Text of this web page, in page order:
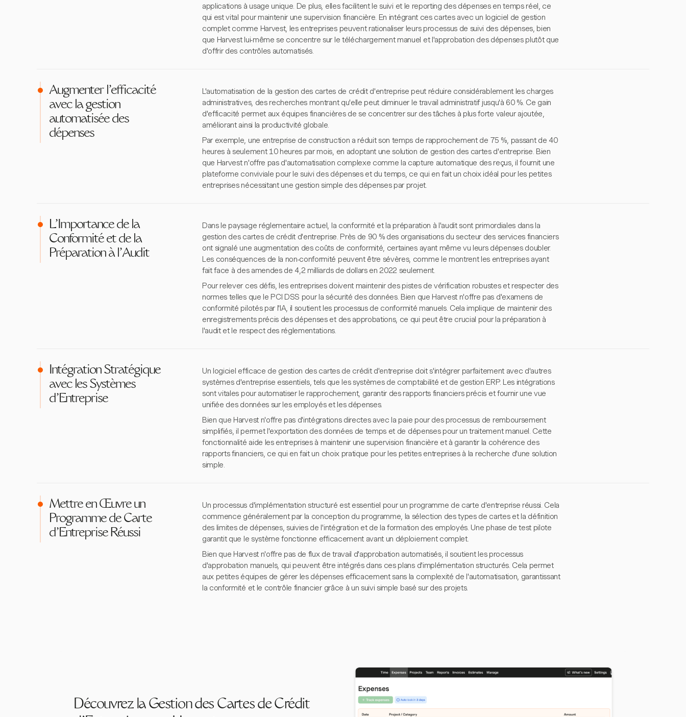
applications à usage unique. De plus, elles facilitent le suivi et le reporting des dépenses en temps réel, ce
qui est vital pour maintenir une supervision financière. En intégrant ces cartes avec un logiciel de gestion
complet comme Harvest, les entreprises peuvent rationaliser leurs processus de suivi des dépenses, bien
que Harvest lui-même se concentre sur le téléchargement manuel et l'approbation des dépenses plutôt que
d'offrir des contrôles automatisés.
Augmenter l'efficacité
avec la gestion
automatisée des
dépenses
L'automatisation de la gestion des cartes de crédit d'entreprise peut réduire considérablement les charges
administratives, des recherches montrant qu'elle peut diminuer le travail administratif jusqu'à 60 %. Ce gain
d'efficacité permet aux équipes financières de se concentrer sur des tâches à plus forte valeur ajoutée,
améliorant ainsi la productivité globale.
Par exemple, une entreprise de construction a réduit son temps de rapprochement de 75 %, passant de 40
heures à seulement 10 heures par mois, en adoptant une solution de gestion des cartes d'entreprise. Bien
que Harvest n'offre pas d'automatisation complexe comme la capture automatique des reçus, il fournit une
plateforme conviviale pour le suivi des dépenses et du temps, ce qui en fait un choix idéal pour les petites
entreprises nécessitant une gestion simple des dépenses par projet.
L'Importance de la
Conformité et de la
Préparation à l'Audit
Dans le paysage réglementaire actuel, la conformité et la préparation à l'audit sont primordiales dans la
gestion des cartes de crédit d'entreprise. Près de 90 % des organisations du secteur des services financiers
ont signalé une augmentation des coûts de conformité, certaines ayant même vu leurs dépenses doubler.
Les conséquences de la non-conformité peuvent être sévères, comme le montrent les entreprises ayant
fait face à des amendes de 4,2 milliards de dollars en 2022 seulement.
Pour relever ces défis, les entreprises doivent maintenir des pistes de vérification robustes et respecter des
normes telles que le PCI DSS pour la sécurité des données. Bien que Harvest n'offre pas d'examens de
conformité pilotés par l'IA, il soutient les processus de conformité manuels. Cela implique de maintenir des
enregistrements précis des dépenses et des approbations, ce qui peut être crucial pour la préparation à
l'audit et le respect des réglementations.
Intégration Stratégique
avec les Systèmes
d'Entreprise
Un logiciel efficace de gestion des cartes de crédit d'entreprise doit s'intégrer parfaitement avec d'autres
systèmes d'entreprise essentiels, tels que les systèmes de comptabilité et de gestion ERP. Les intégrations
sont vitales pour automatiser le rapprochement, garantir des rapports financiers précis et fournir une vue
unifiée des données sur les employés et les dépenses.
Bien que Harvest n'offre pas d'intégrations directes avec la paie pour des processus de remboursement
simplifiés, il permet l'exportation des données de temps et de dépenses pour un traitement manuel. Cette
fonctionnalité aide les entreprises à maintenir une supervision financière et à garantir la cohérence des
rapports financiers, ce qui en fait un choix pratique pour les petites entreprises à la recherche d'une solution
simple.
Mettre en Œuvre un
Programme de Carte
d'Entreprise Réussi
Un processus d'implémentation structuré est essentiel pour un programme de carte d'entreprise réussi. Cela
commence généralement par la conception du programme, la sélection des types de cartes et la définition
des limites de dépenses, suivies de l'intégration et de la formation des employés. Une phase de test pilote
garantit que le système fonctionne efficacement avant un déploiement complet.
Bien que Harvest n'offre pas de flux de travail d'approbation automatisés, il soutient les processus
d'approbation manuels, qui peuvent être intégrés dans ces plans d'implémentation structurés. Cela permet
aux petites équipes de gérer les dépenses efficacement sans la complexité de l'automatisation, garantissant
la conformité et le contrôle financier grâce à un suivi simple basé sur des projets.
Découvrez la Gestion des Cartes de Crédit